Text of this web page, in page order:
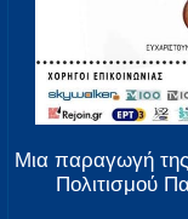
Μια παραγωγή της
Πολιτισμού